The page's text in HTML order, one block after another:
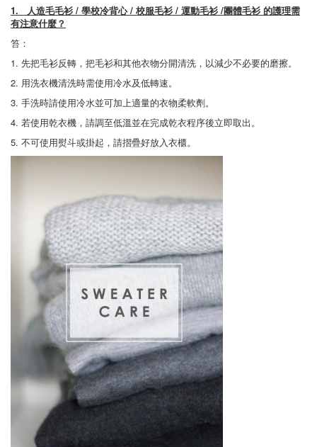
1. 人造毛毛衫 / 學校冷背心 / 校服毛衫 / 運動毛衫 /團體毛衫 的護理需
有注意什麼？
笞：
1. 先把毛衫反轉，把毛衫和其他衣物分開清洗，以減少不必要的磨擦。
2. 用洗衣機清洗時需使用冷水及低轉速。
3. 手洗時請使用冷水並可加上適量的衣物柔軟劑。
4. 若使用乾衣機，請調至低溫並在完成乾衣程序後立即取出。
5. 不可使用熨斗或掛起，請摺疊好放入衣櫃。